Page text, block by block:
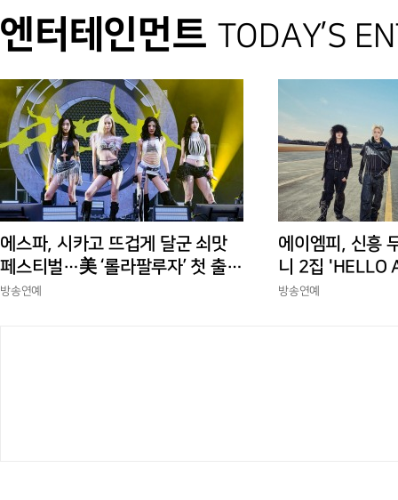
엔터테인먼트 TODAY’S
에스파, 시카고 뜨겁게 달군 쇠맛
페스티벌…美 ‘롤라팔루자’ 첫 출격
부터 증명한 존재감
방송연예
에이엠피, 신흥
니 2집 'HELLO
상승세
방송연예